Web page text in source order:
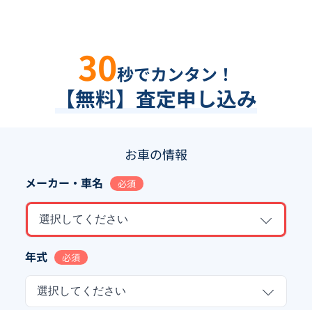
30秒でカンタン！
【無料】査定申し込み
お車の情報
メーカー・車名 必須
選択してください
年式 必須
選択してください